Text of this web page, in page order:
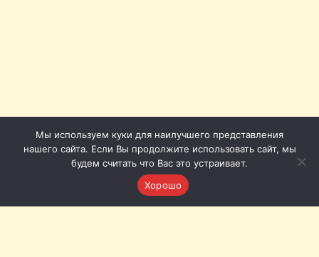
Мы используем куки для наилучшего представления
нашего сайта. Если Вы продолжите использовать сайт, мы
будем считать что Вас это устраивает.
Хорошо